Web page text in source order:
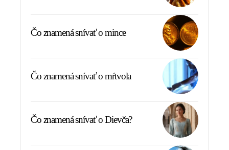
Čo znamená snívať o mince
Čo znamená snívať o mŕtvola
Čo znamená snívať o Dievča?